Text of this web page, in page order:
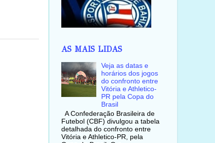
AS MAIS LIDAS
Veja as datas e
horários dos jogos
do confronto entre
Vitória e Athletico-
PR pela Copa do
Brasil
A Confederação Brasileira de
Futebol (CBF) divulgou a tabela
detalhada do confronto entre
Vitória e Athletico-PR, pela